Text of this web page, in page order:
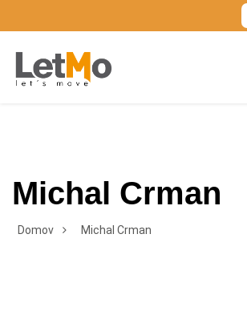
Michal Crman
Domov Michal Crman